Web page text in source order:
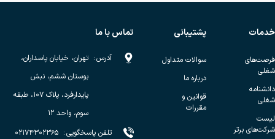
خدمات
فرصت‌های
شغلی
دانشنامه
شغلی
لیست
شرکت‌های برتر
پشتیبانی
سوالات متداول
درباره ما
قوانین و
مقررات
تماس با ما
آدرس: تهران، خیابان پاسداران،
بوستان ششم، نبش
پایدارفرد، پلاک ۱۰۷، طبقه
سوم، واحد ۱۲
تلفن پاسخگویی: ۰۲۱۷۴۳۰۲۳۶۵